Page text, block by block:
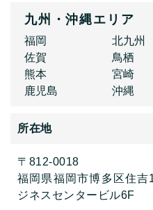
九州・沖縄エリア
福岡 北九州
佐賀
鳥栖
熊本
宮崎
鹿児島
沖縄
所在地
〒812-0018
福岡県福岡市博多区住
ジネスセンタービル6F